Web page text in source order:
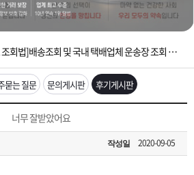
]설 연휴 배송 및 휴무 안내
[운송장번호 조회법]배송조회 및 국내 택배업체 운송장 조회 하는법
이폰 고객 앱설치 가능합니다.
이용 안내] 집 밖에 주소로 택배 받기
입금확인이 안되는 상황을 대비해 꼭 입금후 고객센터 연락바랍니다.
묻는 질문 문의게시판 후기게시판
너무 잘받았어요
작성일 2020-09-05